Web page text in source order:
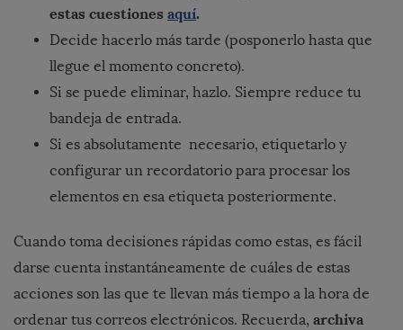
estas cuestiones aquí.
Decide hacerlo más tarde (posponerlo hasta que
llegue el momento concreto).
Si se puede eliminar, hazlo. Siempre reduce tu
bandeja de entrada.
Si es absolutamente necesario, etiquetarlo y
configurar un recordatorio para procesar los
elementos en esa etiqueta posteriormente.
Cuando toma decisiones rápidas como estas, es fácil
darse cuenta instantáneamente de cuáles de estas
acciones son las que te llevan más tiempo a la hora de
ordenar tus correos electrónicos. Recuerda, archiva